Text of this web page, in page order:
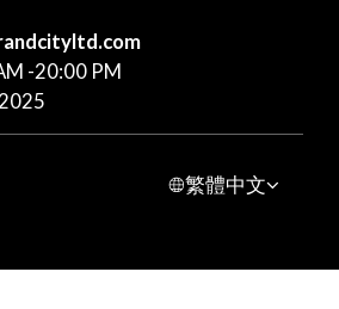
-20:00 PM
繁體中文